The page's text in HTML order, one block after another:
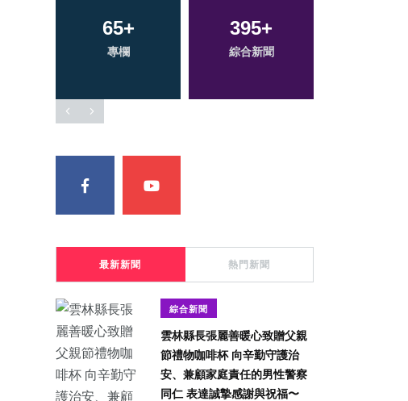
65+
專欄
395+
綜合新聞
1+
大陸
19+
科技新知
最新新聞 熱門新聞
綜合新聞
雲林縣長張麗善暖心致贈父親
節禮物咖啡杯 向辛勤守護治
安、兼顧家庭責任的男性警察
同仁 表達誠摯感謝與祝福〜